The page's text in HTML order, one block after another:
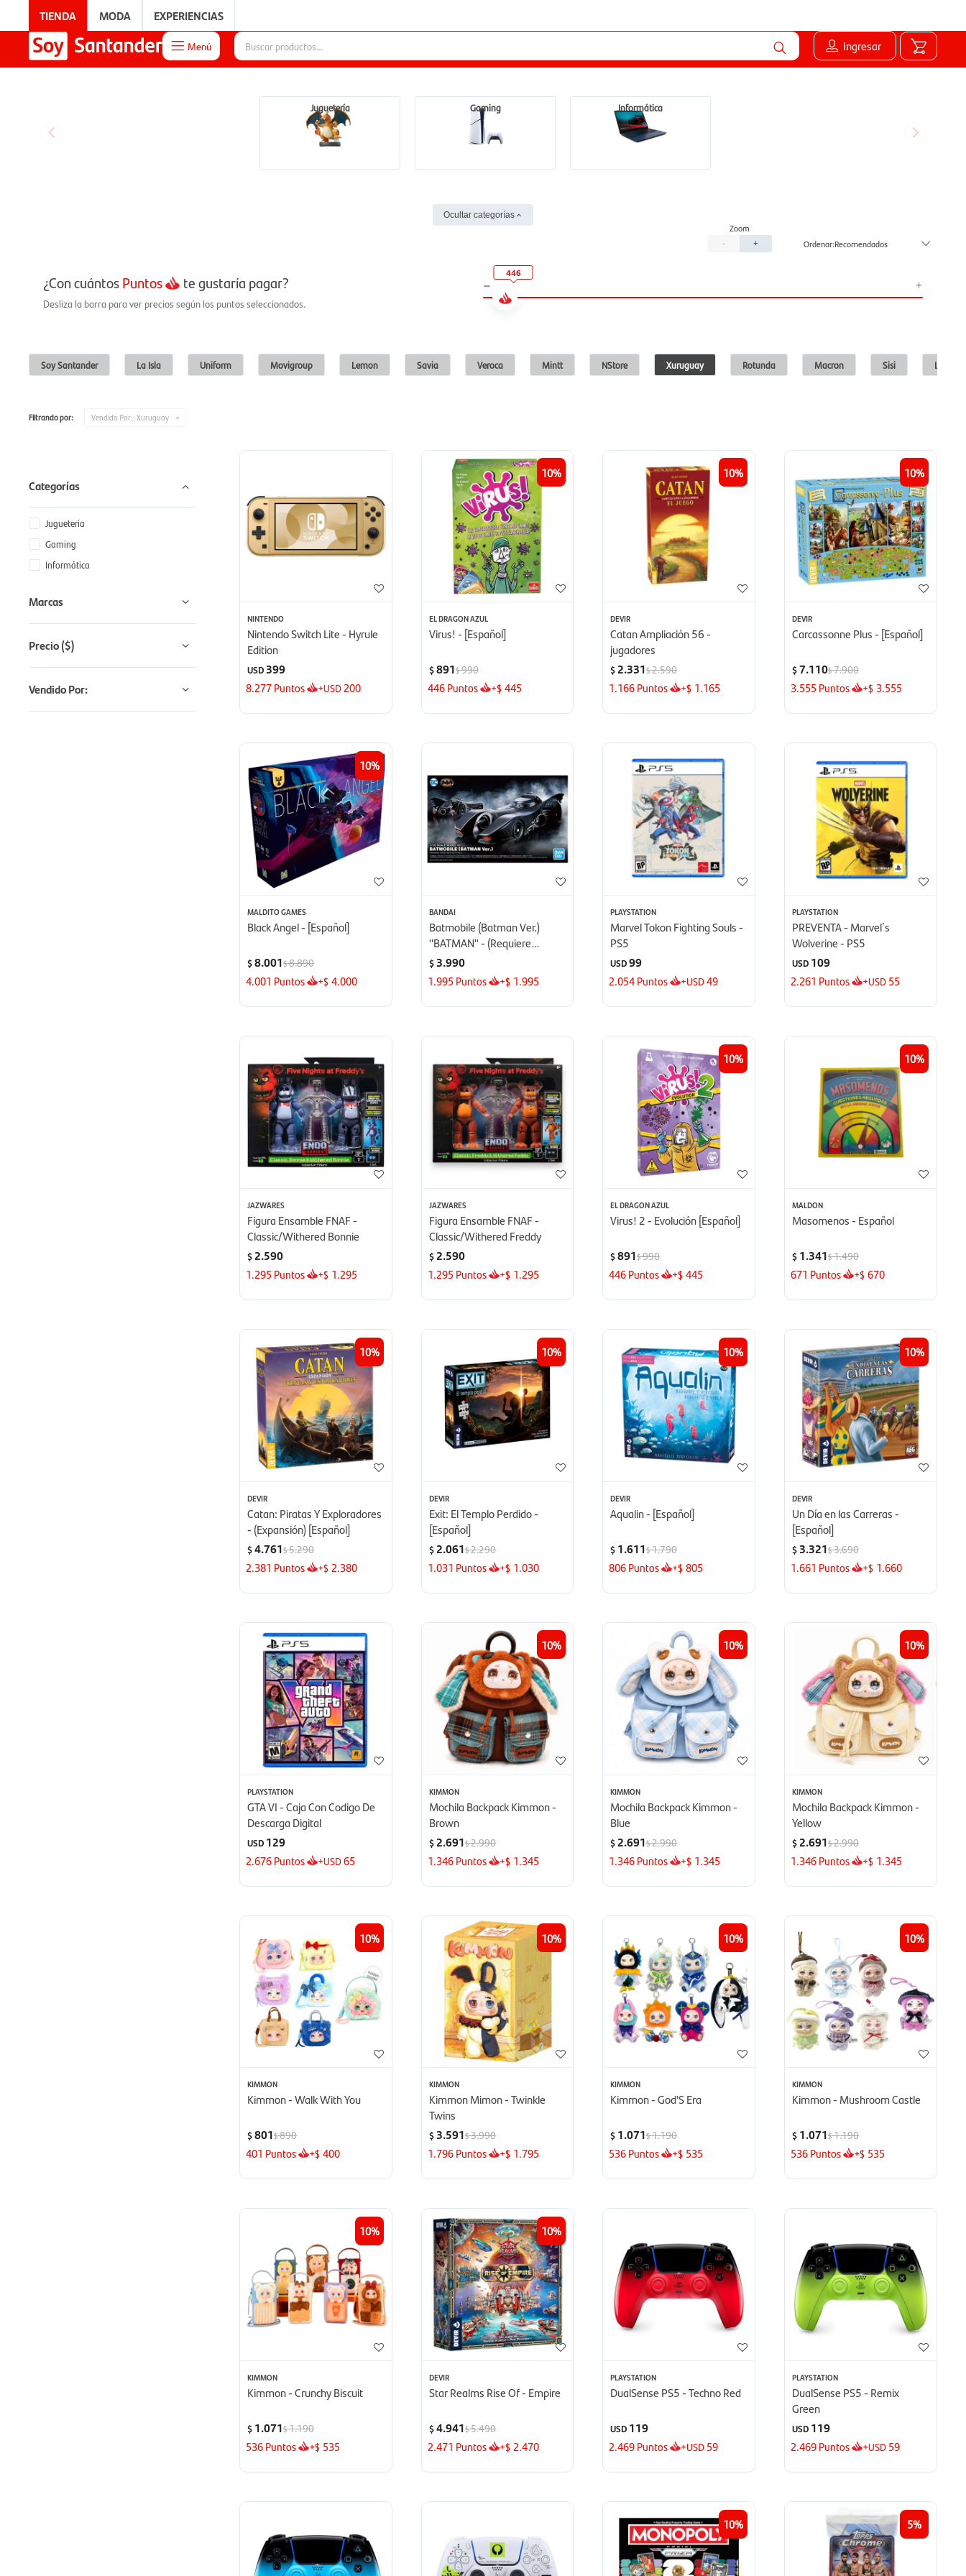
TIENDA MODA EXPERIENCIAS
 Menú Ingresar
Juguetería Gaming Informática
Ocultar categorías
- + Recomendados
¿Con cuántosPuntos te gustaría pagar?
Desliza la barra para ver precios según los puntos seleccionados.
- +
446
Soy Santander La Isla Uniform Movigroup Lemon Savia Veroca Mintt NStore Xuruguay Rotunda Macron Sisi Lincolns
Filtrando por: Vendido Por:: Xuruguay
NINTENDO
Nintendo Switch Lite - Hyrule
Edition
USD 399
8.277Puntos +USD200
10
EL DRAGON AZUL
Virus! - [Español]
$891$990
446Puntos +$ 445
10
DEVIR
Catan Ampliación 56 -
jugadores
$2.331$2.590
1.166Puntos +$ 1.165
10
DEVIR
Carcassonne Plus - [Español]
$7.110$7.900
3.555 Puntos +$ 3.555
10
MALDITO GAMES
Black Angel - [Español]
$8.001$8.890
4.001 Puntos +$ 4.000
BANDAI
Batmobile (Batman Ver.)
''BATMAN'' - (Requiere
Armado)
$ 3.990
1.995 Puntos +$ 1.995
PLAYSTATION
Marvel Tokon Fighting Souls -
PS5
USD99
2.054Puntos +USD49
PLAYSTATION
PREVENTA - Marvel´s
Wolverine - PS5
USD 109
2.261 Puntos +USD 55
JAZWARES
Figura Ensamble FNAF -
Classic/Withered Bonnie
$2.590
1.295 Puntos +$ 1.295
JAZWARES
Figura Ensamble FNAF -
Classic/Withered Freddy
$2.590
1.295 Puntos +$ 1.295
10
EL DRAGON AZUL
Virus! 2 - Evolución [Español]
$891$990
446Puntos +$ 445
10
MALDON
Masomenos - Español
$ 1.341$1.490
671 Puntos +$ 670
10
DEVIR
Catan: Piratas Y Exploradores
- (Expansión) [Español]
$4.761$5.290
2.381 Puntos +$ 2.380
10
DEVIR
Exit: El Templo Perdido -
[Español]
$2.061$2.290
1.031 Puntos +$ 1.030
10
DEVIR
Aqualin - [Español]
$ 1.611$1.790
806Puntos +$ 805
10
DEVIR
Un Día en las Carreras -
[Español]
$ 3.321$3.690
1.661 Puntos +$ 1.660
PLAYSTATION
GTA VI - Caja Con Codigo De
Descarga Digital
USD 129
2.676Puntos +USD65
10
KIMMON
Mochila Backpack Kimmon -
Brown
$ 2.691$2.990
1.346Puntos +$ 1.345
10
KIMMON
Mochila Backpack Kimmon -
Blue
$ 2.691$2.990
1.346Puntos +$ 1.345
10
KIMMON
Mochila Backpack Kimmon -
Yellow
$ 2.691$2.990
1.346Puntos +$ 1.345
10
KIMMON
Kimmon - Walk With You
$801$890
401 Puntos +$ 400
10
KIMMON
Kimmon Mimon - Twinkle
Twins
$ 3.591$3.990
1.796Puntos +$ 1.795
10
KIMMON
Kimmon - God'S Era
$ 1.071$1.190
536Puntos +$ 535
10
KIMMON
Kimmon - Mushroom Castle
$ 1.071$1.190
536Puntos +$ 535
10
KIMMON
Kimmon - Crunchy Biscuit
$ 1.071$1.190
536Puntos +$ 535
10
DEVIR
Star Realms Rise Of - Empire
$4.941$5.490
2.471 Puntos +$ 2.470
PLAYSTATION
DualSense PS5 - Techno Red
USD 119
2.469Puntos +USD 59
PLAYSTATION
DualSense PS5 - Remix
Green
USD 119
2.469Puntos +USD 59
10 5
Categorías
Juguetería
Gaming
Informática
Marcas
Precio($)
Vendido Por: